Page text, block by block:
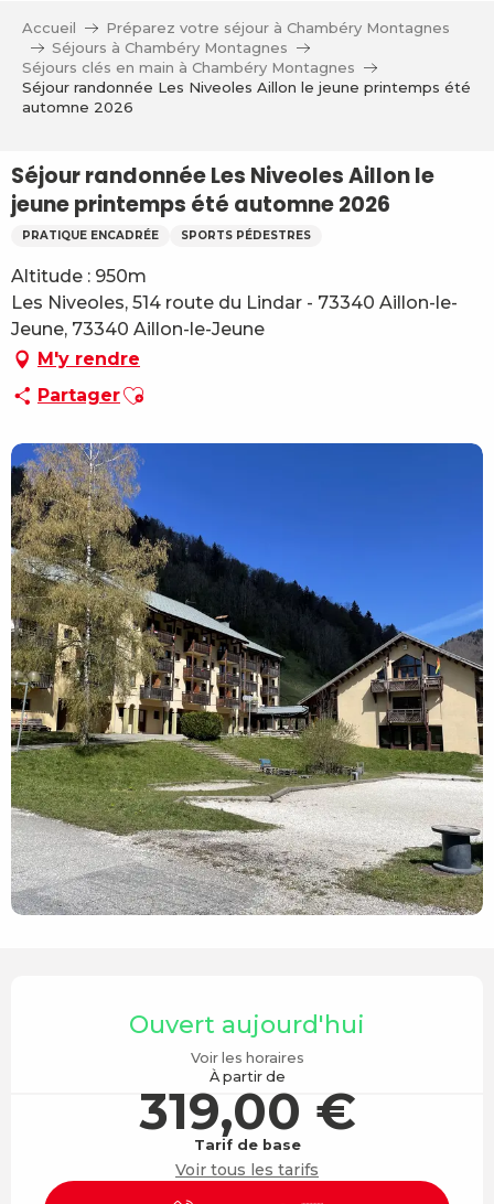
contenu
principal
Accueil
Préparez votre séjour à Chambéry Montagnes
Séjours à Chambéry Montagnes
Séjours clés en main à Chambéry Montagnes
Séjour randonnée Les Niveoles Aillon le jeune printemps été
automne 2026
Séjour randonnée Les Niveoles Aillon le
jeune printemps été automne 2026
PRATIQUE ENCADRÉE SPORTS PÉDESTRES
Altitude : 950m
Les Niveoles, 514 route du Lindar - 73340 Aillon-le-
Jeune, 73340 Aillon-le-Jeune
M'y rendre
PartagerAjouter aux favoris
Ouvert aujourd'hui
Voir les horaires
À partir de
319,00 €
Tarif de base
Voir tous les tarifs